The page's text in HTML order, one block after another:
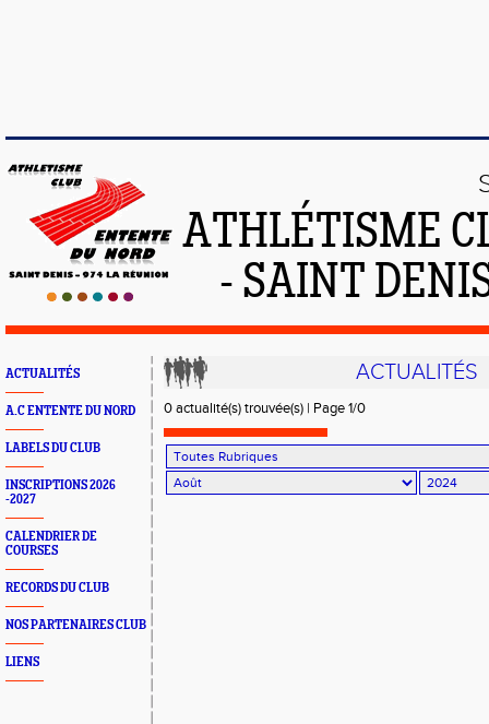
ATHLÉTISME
- SAINT
ACTUALITÉS
A.C ENTENTE DU NORD
LABELS DU CLUB
INSCRIPTIONS 2026
-2027
CALENDRIER DE
COURSES
RECORDS DU CLUB
NOS PARTENAIRES CLUB
LIENS
ACTUALITÉS
0 actualité(s) trouvée(s) | Page 1/0